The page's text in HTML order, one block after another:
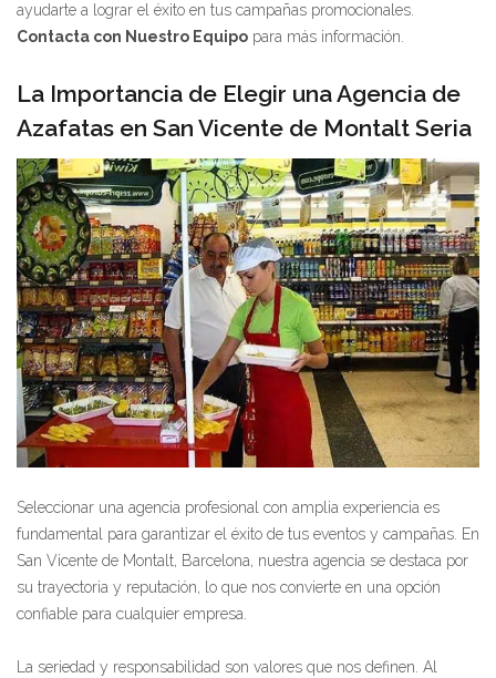
ayudarte a lograr el éxito en tus campañas promocionales.
Contacta con Nuestro Equipo para más información.
La Importancia de Elegir una Agencia de
Azafatas en San Vicente de Montalt Seria
Seleccionar una agencia profesional con amplia experiencia es
fundamental para garantizar el éxito de tus eventos y campañas. En
San Vicente de Montalt, Barcelona, nuestra agencia se destaca por
su trayectoria y reputación, lo que nos convierte en una opción
confiable para cualquier empresa.
La seriedad y responsabilidad son valores que nos definen. Al